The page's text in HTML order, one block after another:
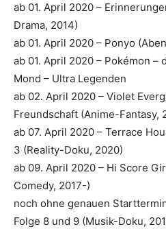
ab 01. April 2020 –
Drama, 2014)
ab 01. April 2020 – Ponyo
ab 01. April 2020 – Pokémon –
Mond – Ultra Legenden
ab 02. April 2020 – Violet
Freundschaft (Anime-Fantasy,
ab 07. April 2020 – Terrace
3 (Reality-Doku, 2020)
ab 09. April 2020 – Hi Score
Comedy, 2017-)
noch ohne genauen
Folge 8 und 9 (Musik-Doku,